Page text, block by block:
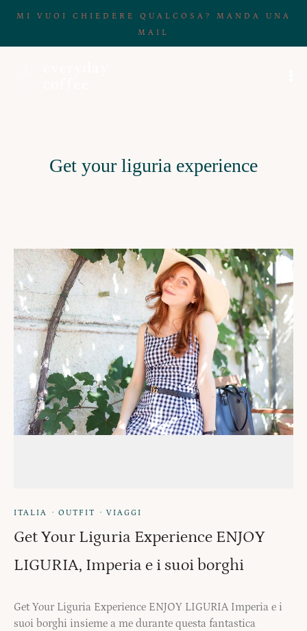
MI VUOI CHIEDERE QUALCOSA? MANDA UNA
MAIL
Get your liguria experience
ITALIA · OUTFIT · VIAGGI
Get Your Liguria Experience ENJOY
LIGURIA, Imperia e i suoi borghi
Get Your Liguria Experience ENJOY LIGURIA Imperia e i
suoi borghi insieme a me durante questa fantastica